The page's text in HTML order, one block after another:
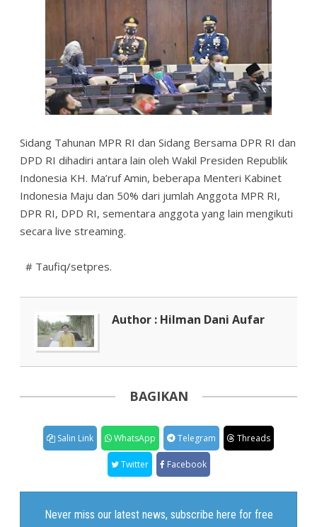
Sidang Tahunan MPR RI dan Sidang Bersama DPR RI dan
DPD RI dihadiri antara lain oleh Wakil Presiden Republik
Indonesia KH. Ma’ruf Amin, beberapa Menteri Kabinet
Indonesia Maju dan 50% dari jumlah Anggota MPR RI,
DPR RI, DPD RI, sementara anggota yang lain mengikuti
secara live streaming.
# Taufiq/setpres.
Author : Hilman Dani Aufar
BAGIKAN
Salin Link WhatsApp Telegram Threads
Twitter Facebook